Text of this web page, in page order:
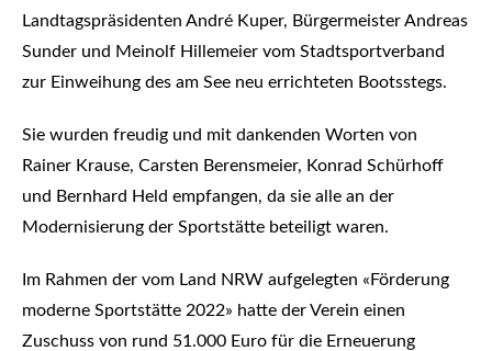
Landtagspräsidenten André Kuper, Bürgermeister Andreas
Sunder und Meinolf Hillemeier vom Stadtsportverband
zur Einweihung des am See neu errichteten Bootsstegs.
Sie wurden freudig und mit dankenden Worten von
Rainer Krause, Carsten Berensmeier, Konrad Schürhoff
und Bernhard Held empfangen, da sie alle an der
Modernisierung der Sportstätte beteiligt waren.
Im Rahmen der vom Land NRW aufgelegten «Förderung
moderne Sportstätte 2022» hatte der Verein einen
Zuschuss von rund 51.000 Euro für die Erneuerung